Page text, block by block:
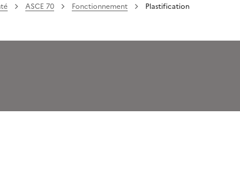
ASCE 70 Fonctionnement Plastification